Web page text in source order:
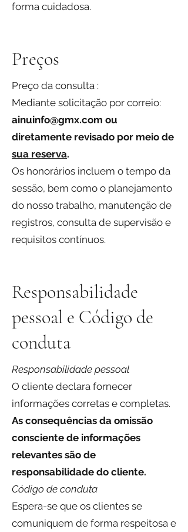
forma cuidadosa.
Preços
Preço da consulta :
Mediante solicitação por correio:
ainuinfo@gmx.com ou
diretamente revisado por meio de
sua reserva.
Os honorários incluem o tempo da
sessão, bem como o planejamento
do nosso trabalho, manutenção de
registros, consulta de supervisão e
requisitos contínuos.
Responsabilidade
pessoal e Código de
conduta
Responsabilidade pessoal
O cliente declara fornecer
informações corretas e completas.
As consequências da omissão
consciente de informações
relevantes são de
responsabilidade do cliente.
Código de conduta
Espera-se que os clientes se
comuniquem de forma respeitosa e